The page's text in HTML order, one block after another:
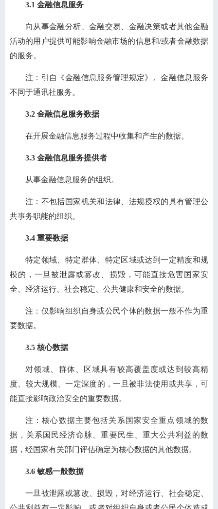
3.1 金融信息服务
向从事金融分析、金融交易、金融决策或者其他金融
活动的用户提供可能影响金融市场的信息和/或者金融数据
的服务。
注：引自《金融信息服务管理规定》。金融信息服务
不同于通讯社服务。
3.2 金融信息服务数据
在开展金融信息服务过程中收集和产生的数据。
3.3 金融信息服务提供者
从事金融信息服务的组织。
注：不包括国家机关和法律、法规授权的具有管理公
共事务职能的组织。
3.4 重要数据
特定领域、特定群体、特定区域或达到一定精度和规
模的，一旦被泄露或篡改、损毁，可能直接危害国家安
全、经济运行、社会稳定、公共健康和安全的数据。
注：仅影响组织自身或公民个体的数据一般不作为重
要数据。
3.5 核心数据
对领域、群体、区域具有较高覆盖度或达到较高精
度、较大规模、一定深度的，一旦被非法使用或共享，可
能直接影响政治安全的重要数据。
注：核心数据主要包括关系国家安全重点领域的数
据，关系国民经济命脉、重要民生、重大公共利益的数
据，经国家有关部门评估确定为核心数据的其他数据。
3.6 敏感一般数据
一旦被泄露或篡改、损毁，对经济运行、社会稳定、